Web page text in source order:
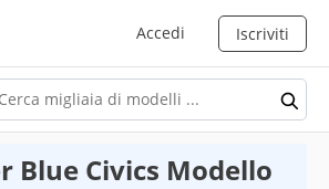
Accedi Iscriviti
Blue Civics Modello